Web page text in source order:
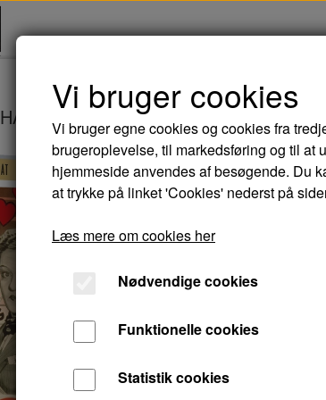
HANS ONSDAGSVENINDE - DVD
HANS
33,00 kr.
Peter Malberg spiller
tiden balancerer på
Vi bruger cookies
Vi bruger egne cookies og cookies fra
brugeroplevelse, til markedsføring og til at
hjemmeside anvendes af besøgende. Du
at trykke på linket 'Cookies' nederst på
Læs mere om cookies her
Nødvendige cookies
Funktionelle cookies
Statistik cookies